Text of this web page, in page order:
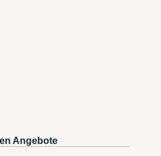
Angebote